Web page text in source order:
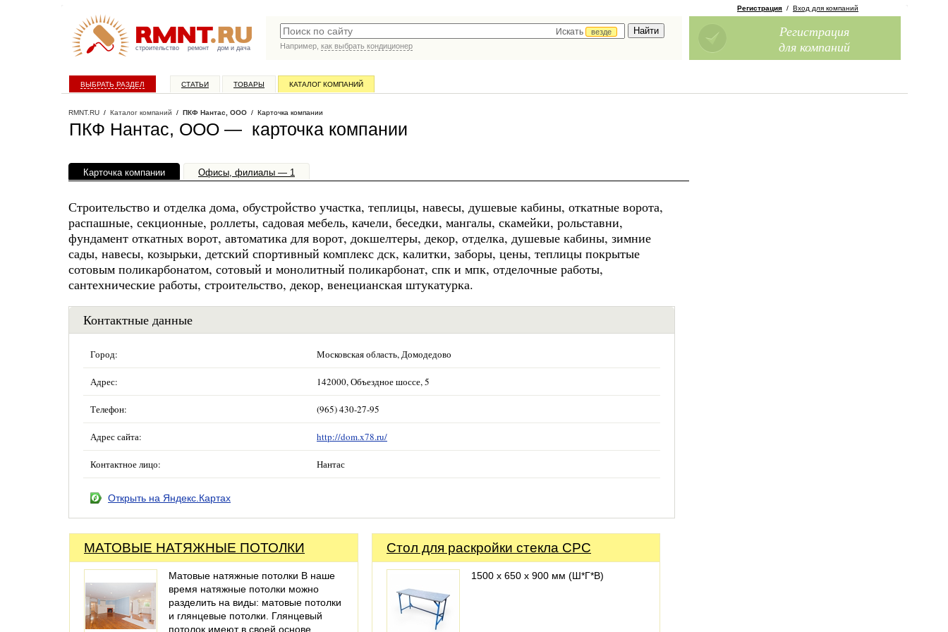
строительство ремонт дом и дача
Искать
везде
Например, как выбрать кондиционер
Регистрация / Вход для компаний
Регистрация
для компаний
ВЫБРАТЬ РАЗДЕЛ СТАТЬИ ТОВАРЫ КАТАЛОГ КОМПАНИЙ
RMNT.RU / Каталог компаний / ПКФ Нантас, ООО / Карточка компании
ПКФ Нантас, ООО — карточка компании
Карточка компании Офисы, филиалы — 1
Строительство и отделка дома, обустройство участка, теплицы, навесы, душевые кабины, откатные ворота,
распашные, секционные, роллеты, садовая мебель, качели, беседки, мангалы, скамейки, рольставни,
фундамент откатных ворот, автоматика для ворот, докшелтеры, декор, отделка, душевые кабины, зимние
сады, навесы, козырьки, детский спортивный комплекс дск, калитки, заборы, цены, теплицы покрытые
сотовым поликарбонатом, сотовый и монолитный поликарбонат, спк и мпк, отделочные работы,
сантехнические работы, строительство, декор, венецианская штукатурка.
Контактные данные
Город: Московская область, Домодедово
Адрес: 142000, Объездное шоссе, 5
Телефон: (965) 430-27-95
Адрес сайта: http://dom.x78.ru/
Контактное лицо: Нантас
Открыть на Яндекс.Картах
МАТОВЫЕ НАТЯЖНЫЕ ПОТОЛКИ
Матовые натяжные потолки В наше
время натяжные потолки можно
разделить на виды: матовые потолки
и глянцевые потолки. Глянцевый
потолок имеют в своей основе…
Стол для раскройки стекла СРС
1500 х 650 х 900 мм (Ш*Г*В)